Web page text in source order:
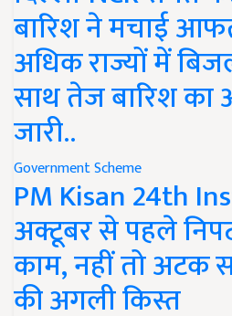
बारिश ने मचाई
अधिक राज्यों में
साथ तेज बारिश का
जारी..
Government Scheme
PM Kisan 24th
अक्टूबर से पहले
काम, नहीं तो अटक
की अगली किस्त